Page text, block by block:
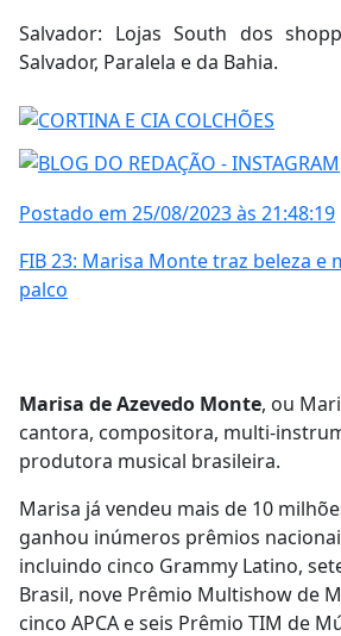
Salvador: Lojas South dos
Salvador, Paralela e da Bahia.
Postado em 25/08/2023 às 21:48:19
FIB 23: Marisa Monte traz beleza e
palco
Marisa de Azevedo Monte, ou
cantora, compositora, multi-
produtora musical brasileira.
Marisa já vendeu mais de 10
ganhou inúmeros prêmios
incluindo cinco Grammy Latino,
Brasil, nove Prêmio Multishow de
cinco APCA e seis Prêmio TIM de